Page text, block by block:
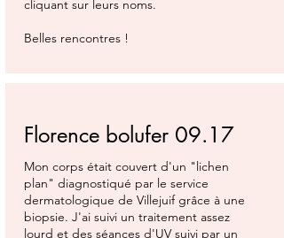
cliquant sur leurs noms.
Belles rencontres !
Florence bolufer 09.17
Mon corps était couvert d'un "lichen
plan" diagnostiqué par le service
dermatologique de Villejuif grâce à une
biopsie. J'ai suivi un traitement assez
lourd et des séances d'UV suivi par un